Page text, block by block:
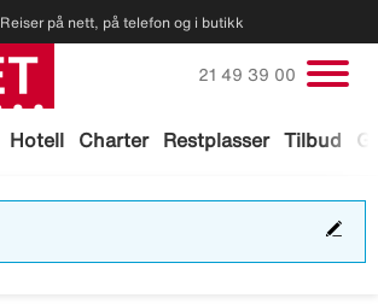
Reiser på nett, på telefon og i butikk
Hotell Charter Restplasser Tilbud
Ring oss på
21 49 39 00